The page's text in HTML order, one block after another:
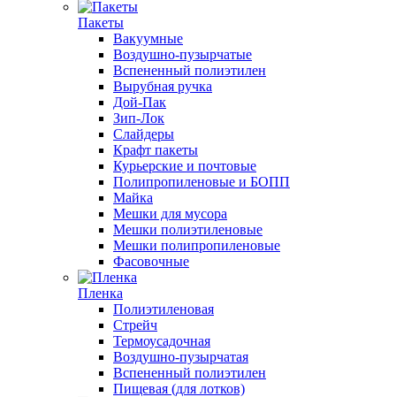
Пакеты
Вакуумные
Воздушно-пузырчатые
Вспененный полиэтилен
Вырубная ручка
Дой-Пак
Зип-Лок
Слайдеры
Крафт пакеты
Курьерские и почтовые
Полипропиленовые и БОПП
Майка
Мешки для мусора
Мешки полиэтиленовые
Мешки полипропиленовые
Фасовочные
Пленка
Полиэтиленовая
Стрейч
Термоусадочная
Воздушно-пузырчатая
Вспененный полиэтилен
Пищевая (для лотков)